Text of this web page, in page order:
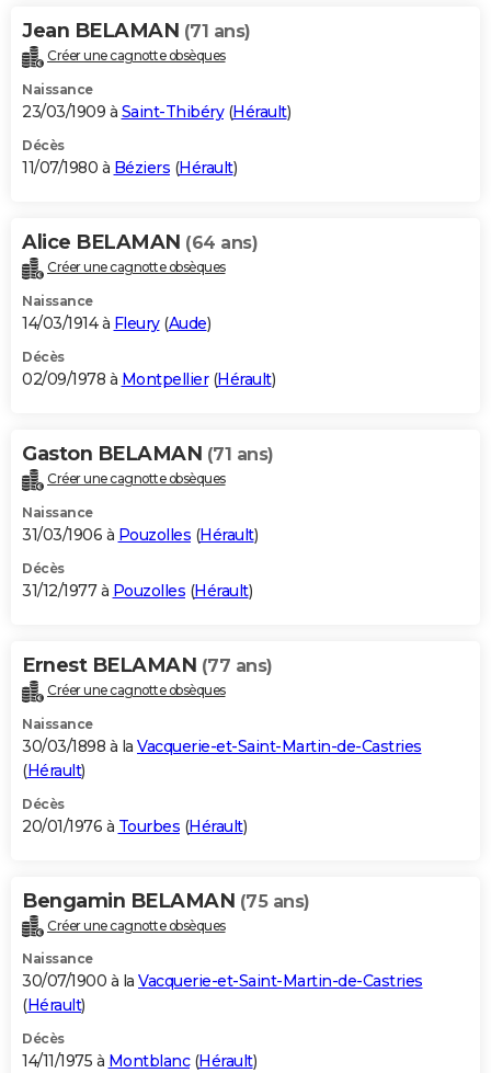
Jean BELAMAN (71 ans)
Créer une cagnotte obsèques
Naissance
23/03/1909 à Saint-Thibéry(Hérault)
Décès
11/07/1980 à Béziers (Hérault)
Alice BELAMAN (64 ans)
Créer une cagnotte obsèques
Naissance
14/03/1914 à Fleury(Aude)
Décès
02/09/1978 à Montpellier(Hérault)
Gaston BELAMAN (71 ans)
Créer une cagnotte obsèques
Naissance
31/03/1906 à Pouzolles (Hérault)
Décès
31/12/1977 à Pouzolles (Hérault)
Ernest BELAMAN (77 ans)
Créer une cagnotte obsèques
Naissance
30/03/1898 à la Vacquerie-et-Saint-Martin-de-Castries
(Hérault)
Décès
20/01/1976 à Tourbes (Hérault)
Bengamin BELAMAN (75 ans)
Créer une cagnotte obsèques
Naissance
30/07/1900 à la Vacquerie-et-Saint-Martin-de-Castries
(Hérault)
Décès
14/11/1975 à Montblanc(Hérault)